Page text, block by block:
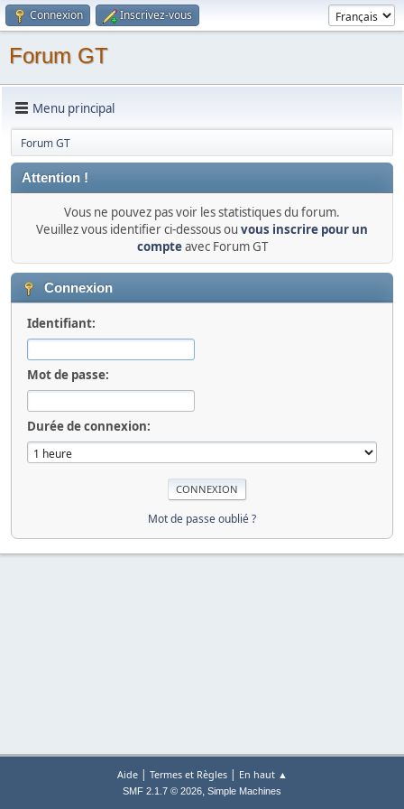
Connexion Inscrivez-vous
Forum GT
Menu principal
Forum GT
Attention !
Vous ne pouvez pas voir les statistiques du forum.
Veuillez vous identifier ci-dessous ou vous inscrire pour un
compteavec Forum GT
Connexion
Identifiant:
Mot de passe:
Durée de connexion:
Mot de passe oublié ?
Aide| Termes et Règles| En haut ▲
SMF 2.1.7 © 2026, Simple Machines